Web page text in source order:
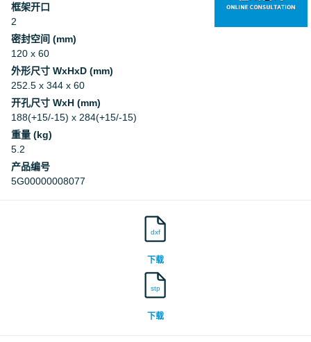
框架开口
2
密封空间 (mm)
120 x 60
外形尺寸 WxHxD (mm)
252.5 x 344 x 60
开孔尺寸 WxH (mm)
188(+15/-15) x 284(+15/-15)
重量 (kg)
5.2
产品编号
5G00000008077
dxf
下载
stp
下载